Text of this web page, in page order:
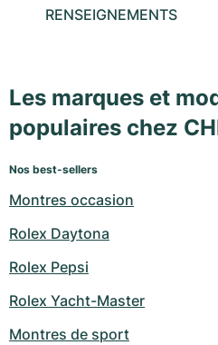
RENSEIGNEMENTS
Les marques et
populaires chez
Nos best-sellers
Montres occasion
Rolex Daytona
Rolex Pepsi
Rolex Yacht-Master
Montres de sport